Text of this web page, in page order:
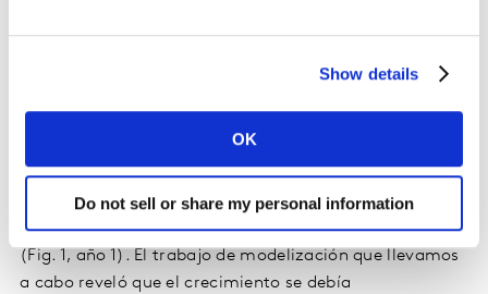
Show details
OK
Do not sell or share my personal information
Recientemente trabajamos con un proveedor de
servicios financieros que experimentó un crecimiento
del 22% en la apertura de cuentas de inversión. La
proporción entre su gasto en construcción de marca y
su gasto en publicidad basada en la compra era de 1:3
(Fig. 1, año 1). El trabajo de modelización que llevamos
a cabo reveló que el crecimiento se debía